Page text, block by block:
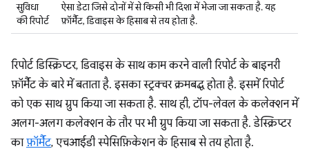
सुविधा
की रिपोर्ट
ऐसा डेटा जिसे दोनों में से किसी भी दिशा में भेजा जा सकता है. यह
फ़ॉर्मैट, डिवाइस के हिसाब से तय होता है.
रिपोर्ट डिस्क्रिप्टर, डिवाइस के साथ काम करने वाली रिपोर्ट के बाइनरी
फ़ॉर्मैट के बारे में बताता है. इसका स्ट्रक्चर क्रमबद्ध होता है. इसमें रिपोर्ट
को एक साथ ग्रुप किया जा सकता है. साथ ही, टॉप-लेवल के कलेक्शन में
अलग-अलग कलेक्शन के तौर पर भी ग्रुप किया जा सकता है. डेस्क्रिप्टर
काफ़ॉर्मैट, एचआईडी स्पेसिफ़िकेशन के हिसाब से तय होता है.